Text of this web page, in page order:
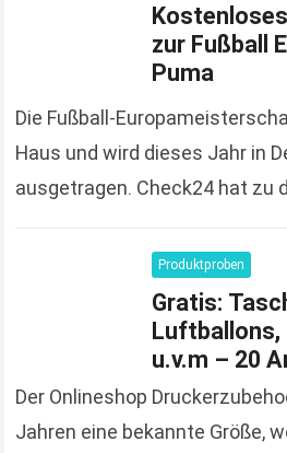
zur Fußball
Puma
Die Fußball-
Haus und wird dieses Jahr in
ausgetragen. Check24 hat zu
solange der Vorrat reicht und
Produktproben
Gratis:
u.v.m – 20
Euro
Der Onlineshop
Jahren eine bekannte Größe,